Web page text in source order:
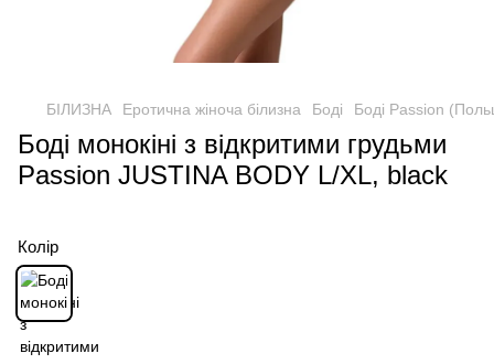
БІЛИЗНА Еротична жіноча білизна Боді Боді Passion
Боді монокіні з відкритими грудьми
Passion JUSTINA BODY L/XL, black
Колір